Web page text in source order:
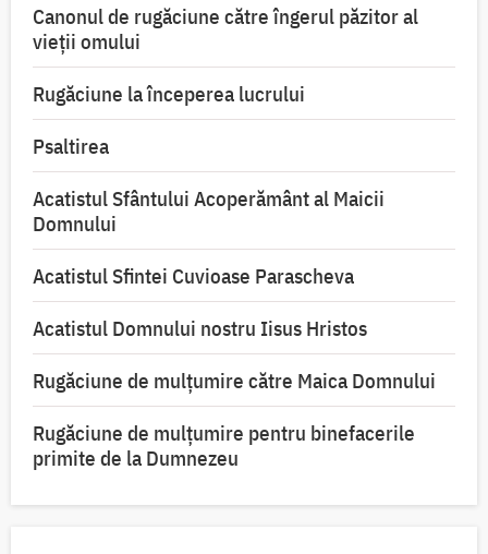
Canonul de rugăciune către îngerul păzitor al
vieții omului
Rugăciune la începerea lucrului
Psaltirea
Acatistul Sfântului Acoperământ al Maicii
Domnului
Acatistul Sfintei Cuvioase Parascheva
Acatistul Domnului nostru Iisus Hristos
Rugăciune de mulţumire către Maica Domnului
Rugăciune de mulțumire pentru binefacerile
primite de la Dumnezeu